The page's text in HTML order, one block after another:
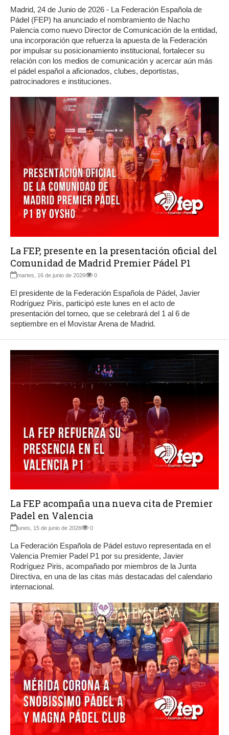
Madrid, 24 de Junio de 2026 - La Federación Española de
Pádel (FEP) ha anunciado el nombramiento de Nacho
Palencia como nuevo Director de Comunicación de la entidad,
una incorporación que refuerza la apuesta de la Federación
por impulsar su posicionamiento institucional, fortalecer su
relación con los medios de comunicación y acercar aún más
el pádel español a aficionados, clubes, deportistas,
patrocinadores e instituciones.
La FEP, presente en la presentación oficial del
Comunidad de Madrid Premier Pádel P1
martes, 16 de junio de 2026 0
El presidente de la Federación Española de Pádel, Javier
Rodríguez Piris, participó este lunes en el acto de
presentación del torneo, que se celebrará del 1 al 6 de
septiembre en el Movistar Arena de Madrid.
La FEP acompaña una nueva cita de Premier
Padel en Valencia
lunes, 15 de junio de 2026 0
La Federación Española de Pádel estuvo representada en el
Valencia Premier Padel P1 por su presidente, Javier
Rodríguez Piris, acompañado por miembros de la Junta
Directiva, en una de las citas más destacadas del calendario
internacional.